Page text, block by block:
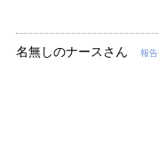
名無しのナースさん 報告